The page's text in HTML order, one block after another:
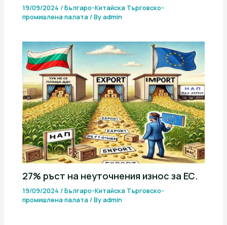
19/09/2024/Българо-Китайска Търговско-
промишлена палaта/ Byadmin
27% ръст на неуточнения износ за ЕС.
19/09/2024 /Българо-Китайска Търговско-
промишлена палaта / Byadmin